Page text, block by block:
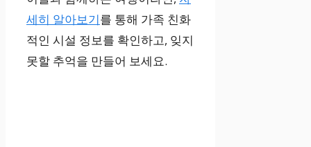
세히 알아보기를 통해 가족 친화
적인 시설 정보를 확인하고, 잊지
못할 추억을 만들어 보세요.